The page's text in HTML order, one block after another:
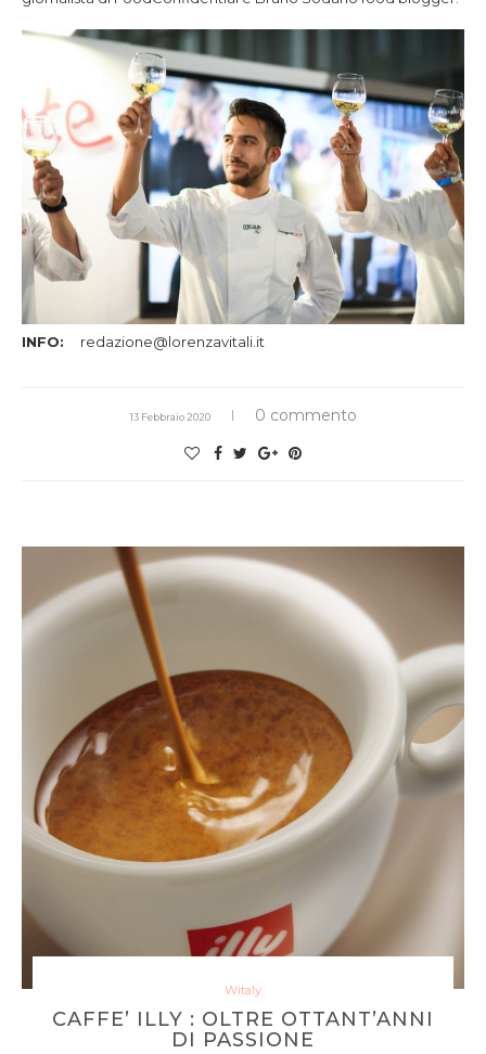
INFO: redazione@lorenzavitali.it
13 Febbraio 2020 0 commento
Witaly
CAFFE’ ILLY : OLTRE OTTANT’ANNI
DI PASSIONE